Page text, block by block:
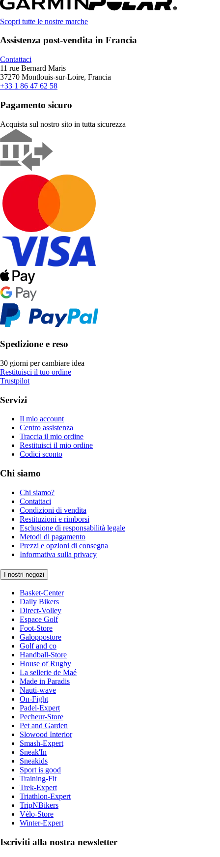
Scopri tutte le nostre marche
Assistenza post-vendita in Francia
Contattaci
11 rue Bernard Maris
37270 Montlouis-sur-Loire, Francia
+33 1 86 47 62 58
Pagamento sicuro
Acquista sul nostro sito in tutta sicurezza
Spedizione e reso
30 giorni per cambiare idea
Restituisci il tuo ordine
Trustpilot
Servizi
Il mio account
Centro assistenza
Traccia il mio ordine
Restituisci il mio ordine
Codici sconto
Chi siamo
Chi siamo?
Contattaci
Condizioni di vendita
Restituzioni e rimborsi
Esclusione di responsabilità legale
Metodi di pagamento
Prezzi e opzioni di consegna
Informativa sulla privacy
I nostri negozi
Basket-Center
Daily Bikers
Direct-Volley
Espace Golf
Foot-Store
Galoppostore
Golf and co
Handball-Store
House of Rugby
La sellerie de Maé
Made in Paradis
Nauti-wave
On-Fight
Padel-Expert
Pecheur-Store
Pet and Garden
Slowood Interior
Smash-Expert
Sneak'In
Sneakids
Sport is good
Training-Fit
Trek-Expert
Triathlon-Expert
TripNBikers
Vélo-Store
Winter-Expert
Iscriviti alla nostra newsletter